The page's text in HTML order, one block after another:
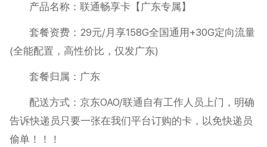
产品名称：联通畅享卡【广东专属】
套餐资费：29元/月享158G全国通用+30G定向流量
(全能配置，高性价比，仅发广东)
套餐归属：广东
配送方式：京东OAO/联通自有工作人员上门，明确
告诉快递员只要一张在我们平台订购的卡，以免快递员
偷单！！！